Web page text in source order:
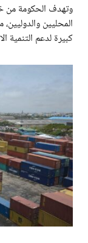
وتهدف الحكومة من
المحليين
كبيرة لدعم التنمية